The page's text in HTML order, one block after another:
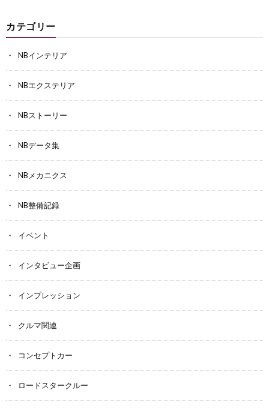
カテゴリー
NBインテリア
NBエクステリア
NBストーリー
NBデータ集
NBメカニクス
NB整備記録
イベント
インタビュー企画
インプレッション
クルマ関連
コンセプトカー
ロードスタークルー